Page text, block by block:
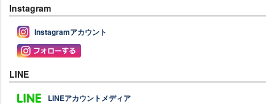
Instagram
Instagramアカウント
LINE
LINEアカウントメディア